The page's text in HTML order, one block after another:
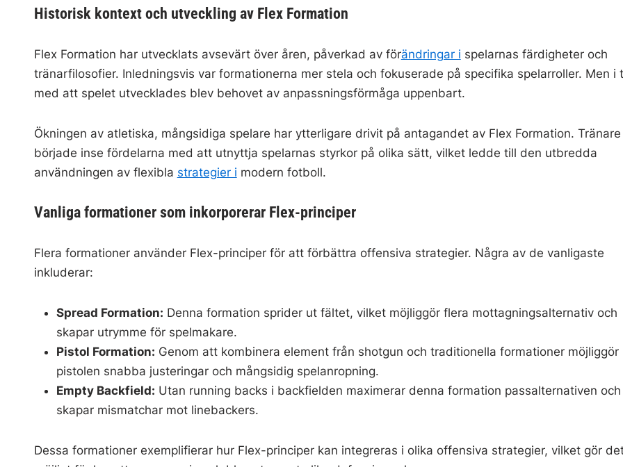
Historisk kontext och utveckling av Flex Formation
Flex Formation har utvecklats avsevärt över åren, påverkad av förändringar i spelarnas färdigheter och
tränarfilosofier. Inledningsvis var formationerna mer stela och fokuserade på specifika spelarroller. Men i
med att spelet utvecklades blev behovet av anpassningsförmåga uppenbart.
Ökningen av atletiska, mångsidiga spelare har ytterligare drivit på antagandet av Flex Formation. Tränare
började inse fördelarna med att utnyttja spelarnas styrkor på olika sätt, vilket ledde till den utbredda
användningen av flexibla strategier i modern fotboll.
Vanliga formationer som inkorporerar Flex-principer
Flera formationer använder Flex-principer för att förbättra offensiva strategier. Några av de vanligaste
inkluderar:
Spread Formation: Denna formation sprider ut fältet, vilket möjliggör flera mottagningsalternativ och
skapar utrymme för spelmakare.
Pistol Formation: Genom att kombinera element från shotgun och traditionella formationer möjliggör
pistolen snabba justeringar och mångsidig spelanropning.
Empty Backfield: Utan running backs i backfielden maximerar denna formation passalternativen och
skapar mismatchar mot linebackers.
Dessa formationer exemplifierar hur Flex-principer kan integreras i olika offensiva strategier, vilket gör